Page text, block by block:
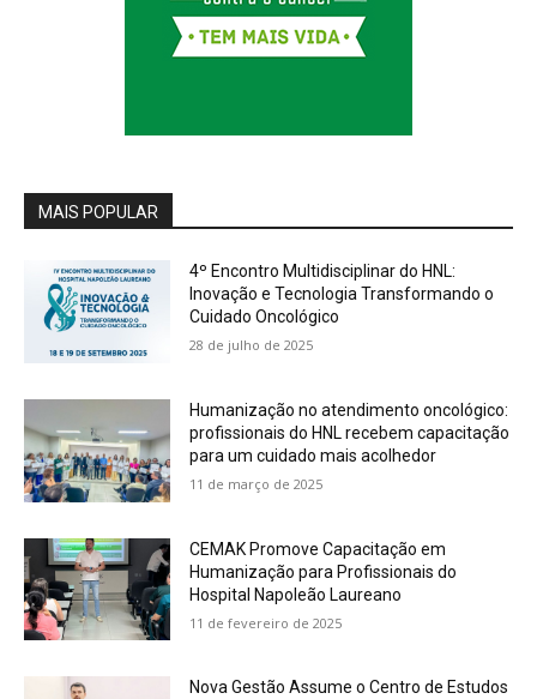
MAIS POPULAR
4º Encontro Multidisciplinar do HNL:
Inovação e Tecnologia Transformando o
Cuidado Oncológico
28 de julho de 2025
Humanização no atendimento oncológico:
profissionais do HNL recebem capacitação
para um cuidado mais acolhedor
11 de março de 2025
CEMAK Promove Capacitação em
Humanização para Profissionais do
Hospital Napoleão Laureano
11 de fevereiro de 2025
Nova Gestão Assume o Centro de Estudos